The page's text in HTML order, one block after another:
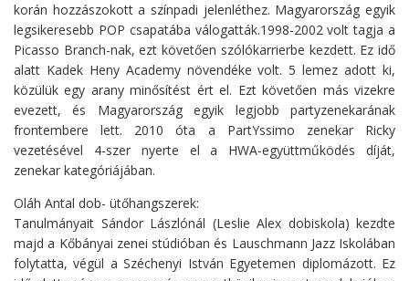
korán hozzászokott a színpadi jelenléthez. Magyarország egyik
legsikeresebb POP csapatába válogatták.1998-2002 volt tagja a
Picasso Branch-nak, ezt követően szólókarrierbe kezdett. Ez idő
alatt Kadek Heny Academy növendéke volt. 5 lemez adott ki,
közülük egy arany minősítést ért el. Ezt követően más vizekre
evezett, és Magyarország egyik legjobb partyzenekarának
frontembere lett. 2010 óta a PartYssimo zenekar Ricky
vezetésével 4-szer nyerte el a HWA-együttműködés díját,
zenekar kategóriájában.
Oláh Antal dob- ütőhangszerek:
Tanulmányait Sándor Lászlónál (Leslie Alex dobiskola) kezdte
majd a Kőbányai zenei stúdióban és Lauschmann Jazz Iskolában
folytatta, végül a Széchenyi István Egyetemen diplomázott. Ez